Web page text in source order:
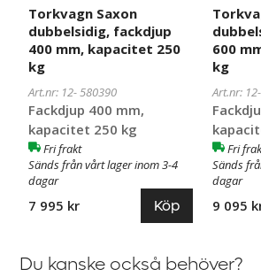
Torkvagn Saxon
dubbelsidig, fackdjup
400 mm, kapacitet 250
kg
Art.nr: 12-580390
Fackdjup 400 mm,
kapacitet 250 kg
Fri frakt
Sänds från vårt lager inom 3-4
dagar
7 995 kr Köp
600
kg
Art.nr: 12-
Fri
Sänds
dagar
9 095
Du kanske också behöver?